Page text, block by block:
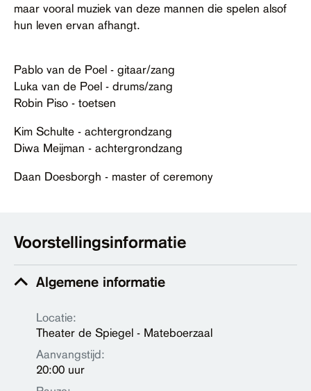
maar vooral muziek van deze mannen die spelen alsof
hun leven ervan afhangt.
Pablo van de Poel - gitaar/zang
Luka van de Poel - drums/zang
Robin Piso - toetsen
Kim Schulte - achtergrondzang
Diwa Meijman - achtergrondzang
Daan Doesborgh - master of ceremony
Voorstellingsinformatie
Algemene informatie
Locatie:
Theater de Spiegel - Mateboerzaal
Aanvangstijd:
20:00 uur